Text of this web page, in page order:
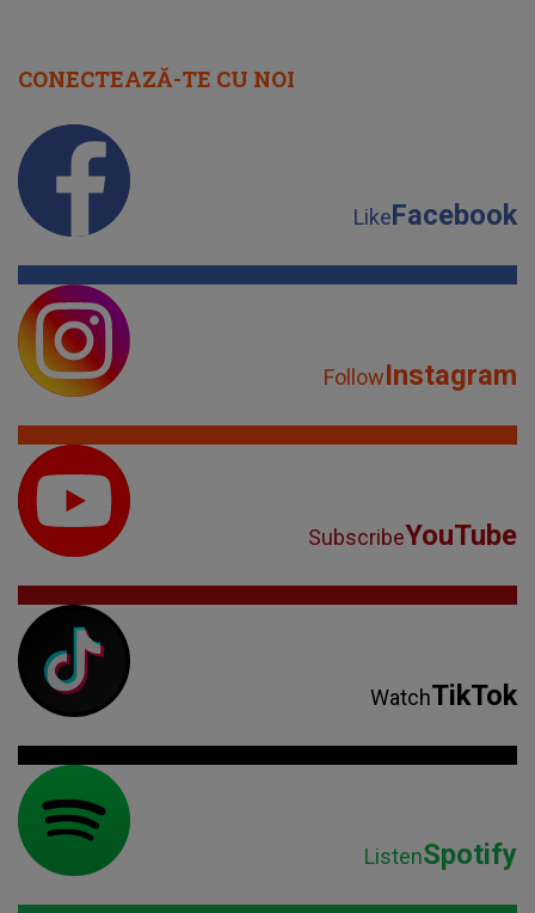
CONECTEAZĂ-TE CU NOI
LikeFacebook
FollowInstagram
SubscribeYouTube
WatchTikTok
ListenSpotify